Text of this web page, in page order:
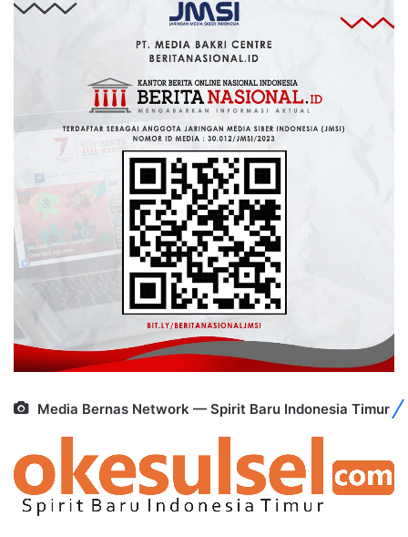
Media Bernas Network — Spirit Baru Indonesia Timur